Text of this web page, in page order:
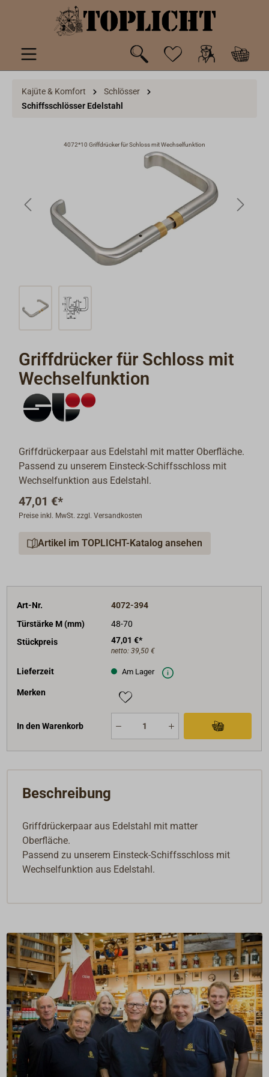
springen
Kajüte & Komfort
Schlösser
Schiffsschlösser Edelstahl
4072*10 Griffdrücker für Schloss mit Wechselfunktion
Griffdrücker für Schloss mit
Wechselfunktion
Griffdrückerpaar aus Edelstahl mit matter Oberfläche.
Passend zu unserem Einsteck-Schiffsschloss mit
Wechselfunktion aus Edelstahl.
47,01 €*
Preise inkl. MwSt. zzgl. Versandkosten
Artikel im TOPLICHT-Katalog ansehen
Art-Nr.
4072-394
Türstärke M (mm)
48-70
Stückpreis
47,01 €*
netto: 39,50 €
Lieferzeit Am Lager
Merken
In den Warenkorb
Beschreibung
Griffdrückerpaar aus Edelstahl mit matter
Oberfläche.
Passend zu unserem Einsteck-Schiffsschloss mit
Wechselfunktion aus Edelstahl.